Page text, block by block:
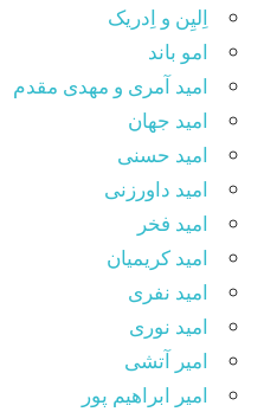
اِلیِن و اِدریک
امو باند
امید آمری و مهدی مقدم
امید جهان
امید حسنی
امید داورزنی
امید فخر
امید کریمیان
امید نفری
امید نوری
امیر آتشی
امیر ابراهیم پور